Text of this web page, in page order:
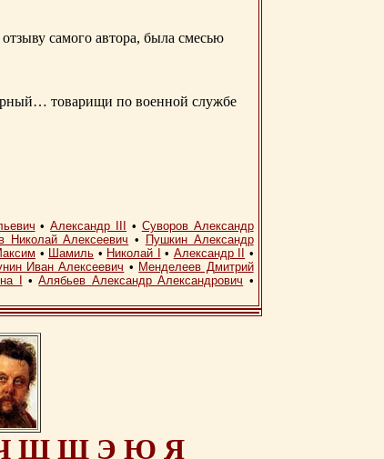
самого автора, была смесью
товарищи по военной службе
•Александр III • Суворов Александр
Николай Алексеевич •
Пушкин Александр
• Шамиль • Николай I • Александр II
•
Иван Алексеевич • Менделеев Дмитрий
I •Алябьев Александр Александрович •
Ш Щ Э Ю Я